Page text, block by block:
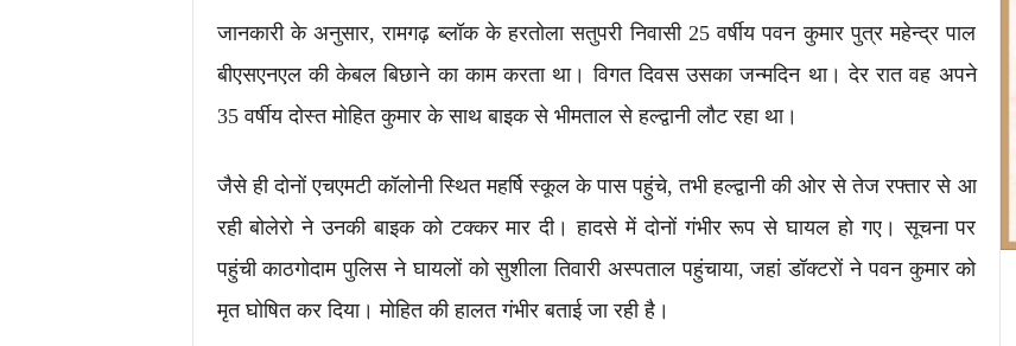
जानकारी के अनुसार, रामगढ़ ब्लॉक के हरतोला सतुपरी निवासी 25 वर्षीय पवन कुमार पुत्र महेन्द्र पाल
बीएसएनएल की केबल बिछाने का काम करता था। विगत दिवस उसका जन्मदिन था। देर रात वह अपने
35 वर्षीय दोस्त मोहित कुमार के साथ बाइक से भीमताल से हल्द्वानी लौट रहा था।
जैसे ही दोनों एचएमटी कॉलोनी स्थित महर्षि स्कूल के पास पहुंचे, तभी हल्द्वानी की ओर से तेज रफ्तार से आ
रही बोलेरो ने उनकी बाइक को टक्कर मार दी। हादसे में दोनों गंभीर रूप से घायल हो गए। सूचना पर
पहुंची काठगोदाम पुलिस ने घायलों को सुशीला तिवारी अस्पताल पहुंचाया, जहां डॉक्टरों ने पवन कुमार को
मृत घोषित कर दिया। मोहित की हालत गंभीर बताई जा रही है।